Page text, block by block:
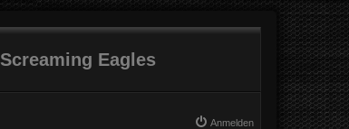
Screaming Eagles
Anmelden